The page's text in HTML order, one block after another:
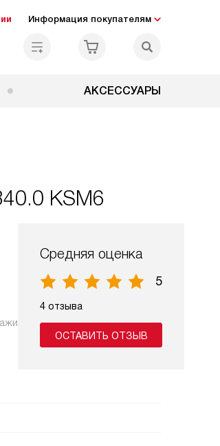
Информация покупателям
АКСЕССУАРЫ
KSM6
Средняя оценка
5
4 отзыва
ОСТАВИТЬ ОТЗЫВ